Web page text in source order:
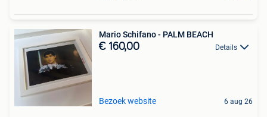
Mario Schifano - PALM BEACH
€ 160,00 Details
Bezoek website 6 aug 26